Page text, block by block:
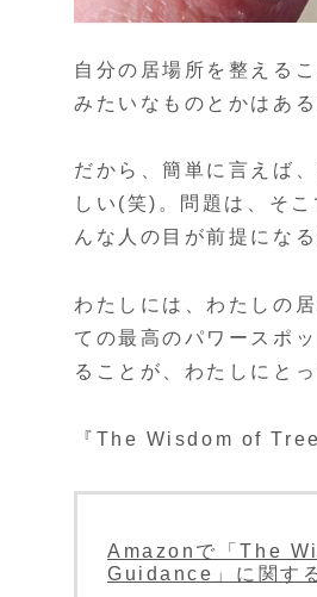
自分の居場所を整える
みたいなものとかはあ
だから、簡単に言えば
しい(笑)。問題は、そ
んな人の目が前提にな
わたしには、わたしの
ての最高のパワースポ
ることが、わたしにと
『The Wisdom of
Amazonで「The
Guidance」に関す